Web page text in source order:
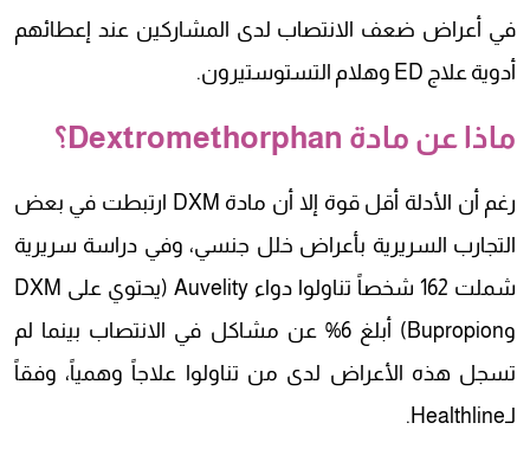
في أعراض ضعف الانتصاب لدى المشاركين عند إعطائهم
أدوية علاج ED وهلام التستوستيرون.
ماذا عن مادة Dextromethorphan؟
رغم أن الأدلة أقل قوة إلا أن مادة DXM ارتبطت في بعض
التجارب السريرية بأعراض خلل جنسي، وفي دراسة سريرية
شملت 162 شخصاً تناولوا دواء Auvelity (يحتوي على DXM
وBupropion) أبلغ 6% عن مشاكل في الانتصاب بينما لم
تسجل هذه الأعراض لدى من تناولوا علاجاً وهمياً، وفقاً
لـHealthline.